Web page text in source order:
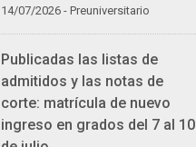
14/07/2026 - Preuniversitario
Publicadas las listas de
admitidos y las notas de
corte: matrícula de nuevo
ingreso en grados del 7 al 10